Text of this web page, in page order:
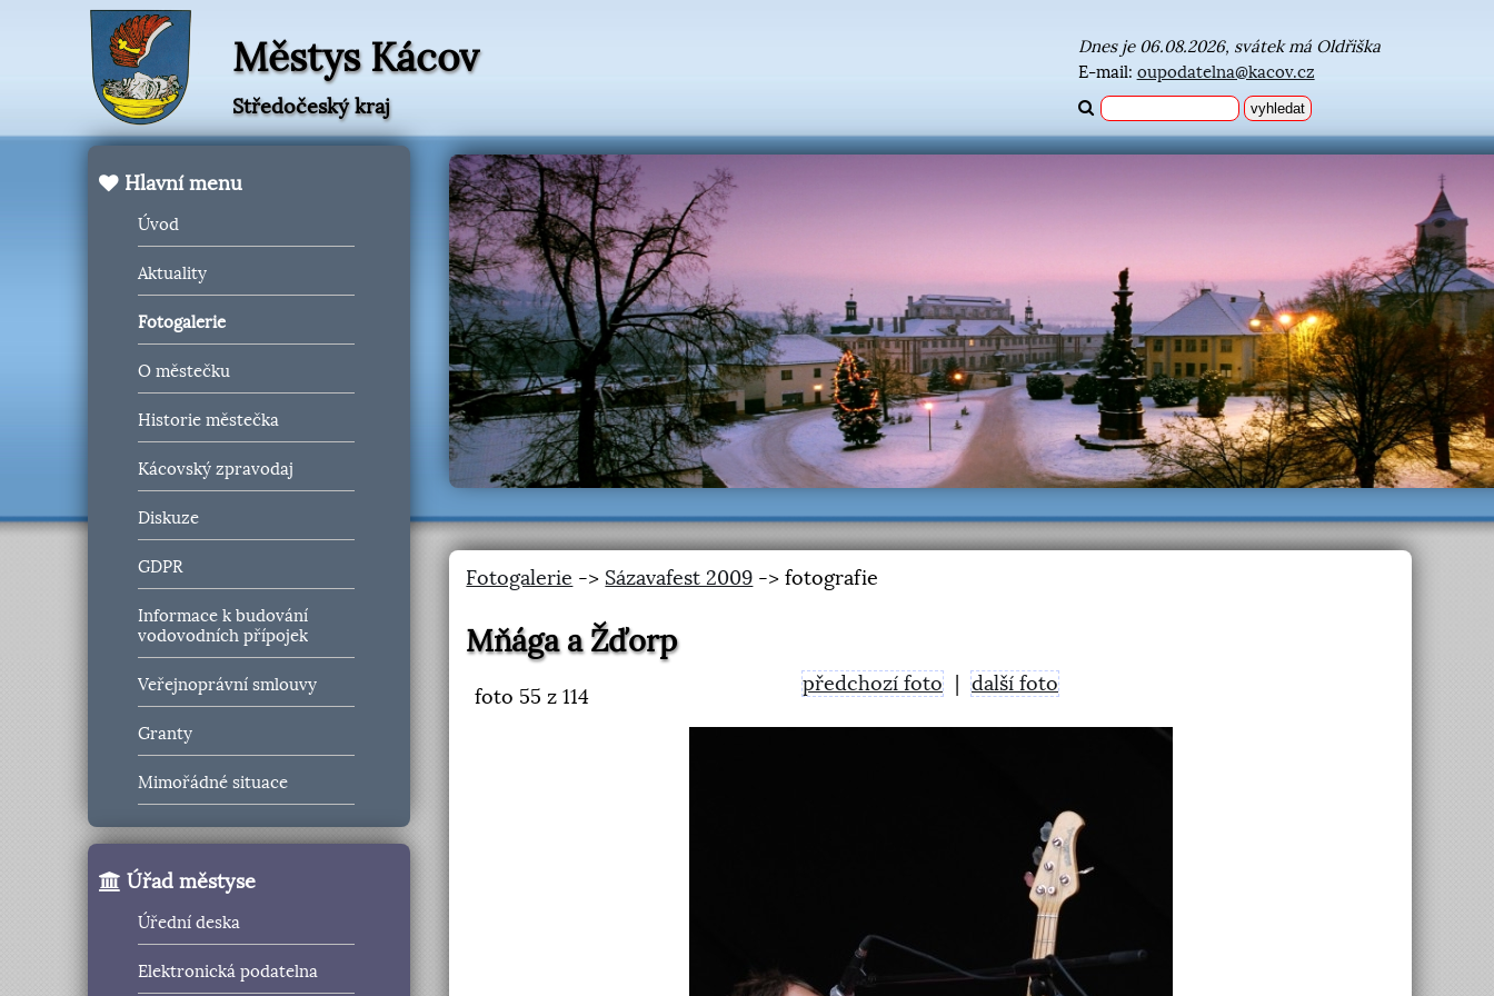
Městys Kácov
Středočeský kraj
Dnes je 06.08.2026, svátek má Oldřiška
E-mail: oupodatelna@kacov.cz
Hlavní menu
Úvod
Aktuality
Fotogalerie
O městečku
Historie městečka
Kácovský zpravodaj
Diskuze
GDPR
Informace k budování
vodovodních přípojek
Veřejnoprávní smlouvy
Granty
Mimořádné situace
Úřad městyse
Úřední deska
Elektronická podatelna
Fotogalerie -> Sázavafest 2009 -> fotografie
Mňága a Žďorp
foto 55 z 114
předchozí foto další foto